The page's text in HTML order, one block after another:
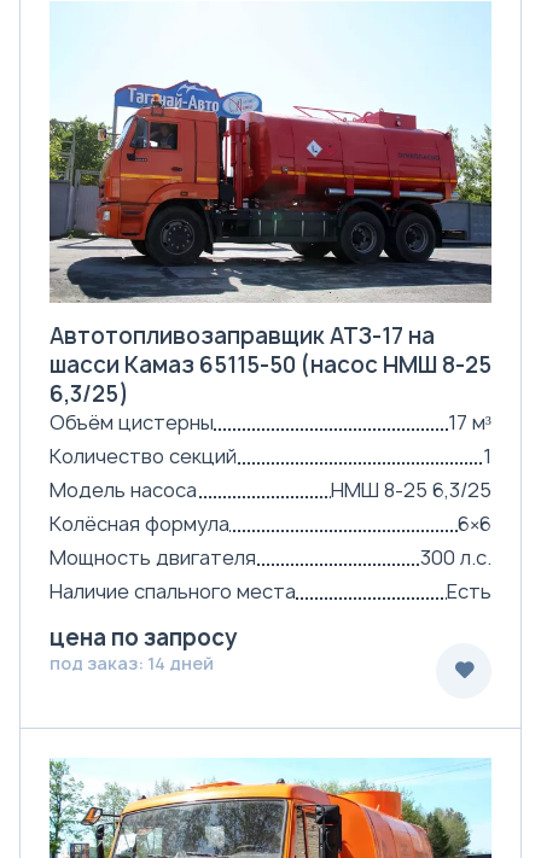
Автотопливозаправщик АТЗ-17 на
шасси Камаз 65115-50 (насос НМШ 8-25
6,3/25)
Объём цистерны
17 м³
Количество секций
1
Модель насоса
НМШ 8-25 6,3/25
Колёсная формула
6×6
Мощность двигателя
300 л.с.
Наличие спального места
Есть
цена по запросу
под заказ: 14 дней